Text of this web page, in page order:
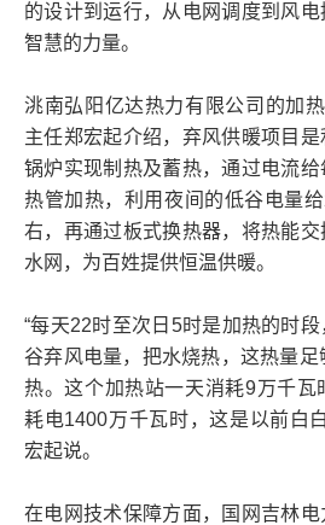
的设计到运行，从电网调度到风
智慧的力量。
洮南弘阳亿达热力有限公司的加
主任郑宏起介绍，弃风供暖项目
锅炉实现制热及蓄热，通过电流
热管加热，利用夜间的低谷电量
右，再通过板式换热器，将热能
水网，为百姓提供恒温供暖。
“每天22时至次日5时是加热的时
谷弃风电量，把水烧热，这热量
热。这个加热站一天消耗9万千瓦
耗电1400万千瓦时，这是以前白
宏起说。
在电网技术保障方面，国网吉林